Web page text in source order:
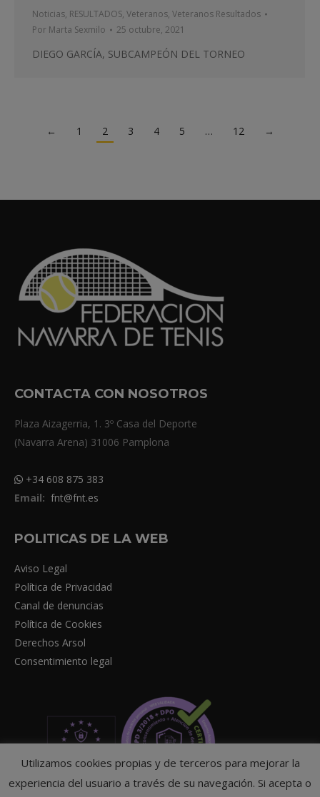
Noticias, RESULTADOS, Veteranos, Veteranos Resultados
Por Marta Sexmilo 25 octubre, 2021
DIEGO GARCÍA, SUBCAMPEÓN DEL TORNEO
← 1 2 3 4 5 … 12 →
CONTACTA CON NOSOTROS
Plaza Aizagerria, 1. 3º Casa del Deporte
(Navarra Arena) 31006 Pamplona
+34 608 875 383
Email: fnt@fnt.es
POLITICAS DE LA WEB
Aviso Legal
Política de Privacidad
Canal de denuncias
Política de Cookies
Derechos Arsol
Consentimiento legal
Utilizamos cookies propias y de terceros para mejorar la
experiencia del usuario a través de su navegación. Si acepta o